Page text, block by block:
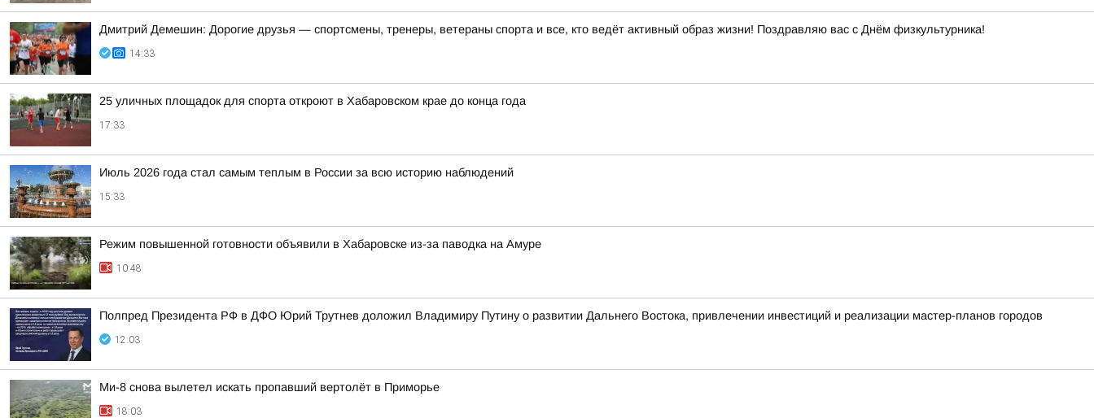
Дмитрий Демешин: Дорогие друзья — спортсмены, тренеры, ветераны спорта и все, кто ведёт активный образ жизни! Поздравляю вас с Днём физкультурника!
14:33
25 уличных площадок для спорта откроют в Хабаровском крае до конца года
17:33
Июль 2026 года стал самым теплым в России за всю историю наблюдений
15:33
Режим повышенной готовности объявили в Хабаровске из-за паводка на Амуре
10:48
Полпред Президента РФ в ДФО Юрий Трутнев доложил Владимиру Путину о развитии Дальнего Востока, привлечении инвестиций и реализации мастер-планов городов
12:03
Ми-8 снова вылетел искать пропавший вертолёт в Приморье
18:03